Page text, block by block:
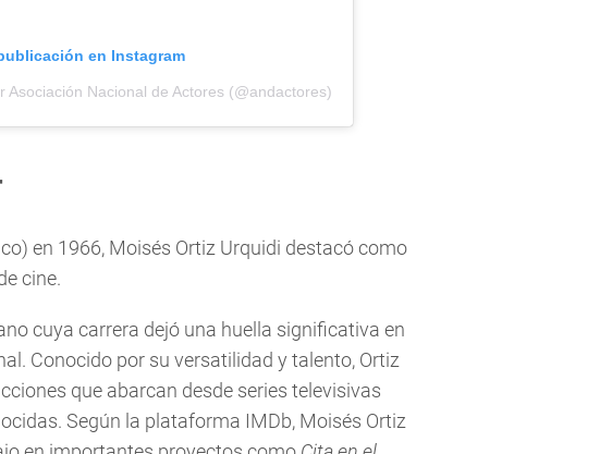
en Instagram
Nacional de Actores (@andactores)
en 1966, Moisés Ortiz Urquidi destacó como
cine.
cuya carrera dejó una huella significativa en
Conocido por su versatilidad y talento, Ortiz
que abarcan desde series televisivas
Según la plataforma IMDb, Moisés Ortiz